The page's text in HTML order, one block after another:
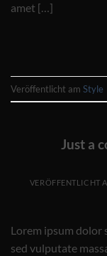
amet […]
Veröffentlicht am Style
Just a
VERÖFFENTLICHT
Lorem ipsum dolor
sed vulputate